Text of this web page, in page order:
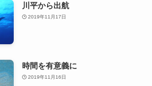
川平から出航
2019年11月17日
時間を有意義に
2019年11月16日